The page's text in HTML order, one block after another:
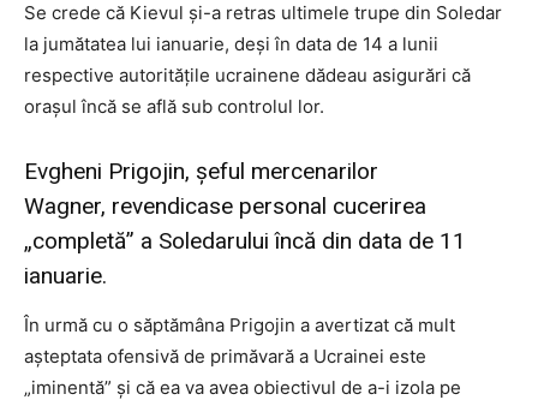
Se crede că Kievul și-a retras ultimele trupe din Soledar
la jumătatea lui ianuarie, deși în data de 14 a lunii
respective autoritățile ucrainene dădeau asigurări că
orașul încă se află sub controlul lor.
Evgheni Prigojin, șeful mercenarilor
Wagner, revendicase personal cucerirea
„completă” a Soledarului încă din data de 11
ianuarie.
În urmă cu o săptămâna Prigojin a avertizat că mult
așteptata ofensivă de primăvară a Ucrainei este
„iminentă” și că ea va avea obiectivul de a-i izola pe